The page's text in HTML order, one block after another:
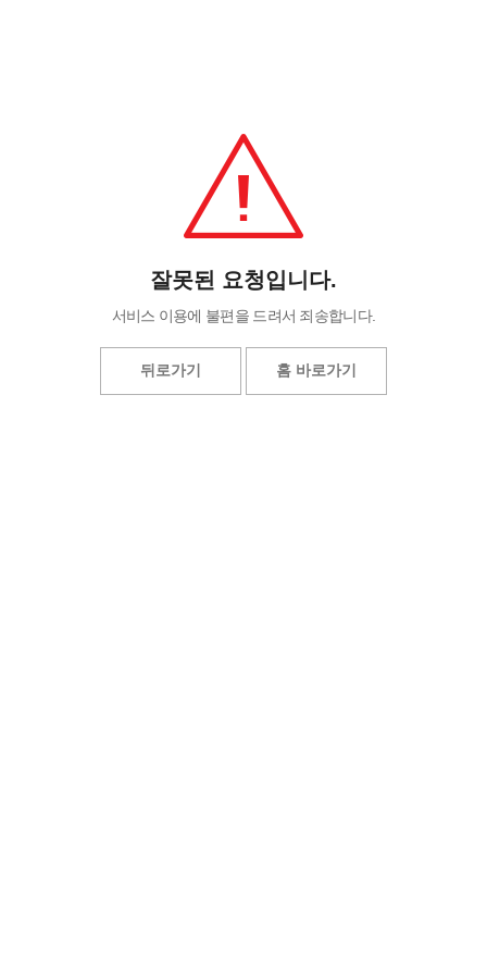
잘못된 요청입니다.
서비스 이용에 불편을 드려서 죄송합니다.
뒤로가기 홈 바로가기